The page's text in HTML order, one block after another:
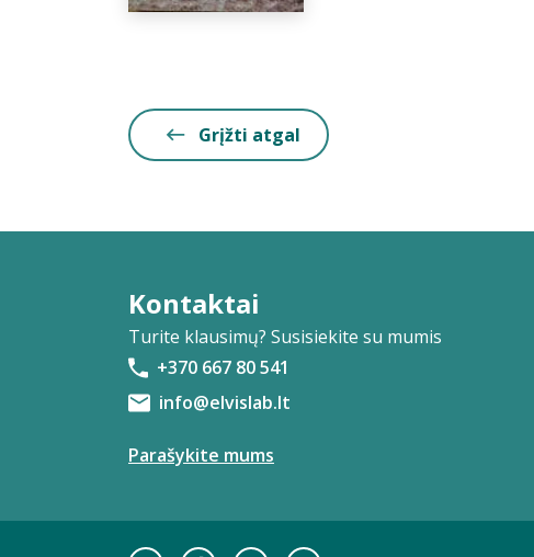
Grįžti atgal
Kontaktai
Turite klausimų? Susisiekite su mumis
+370 667 80 541
info@elvislab.lt
Parašykite mums